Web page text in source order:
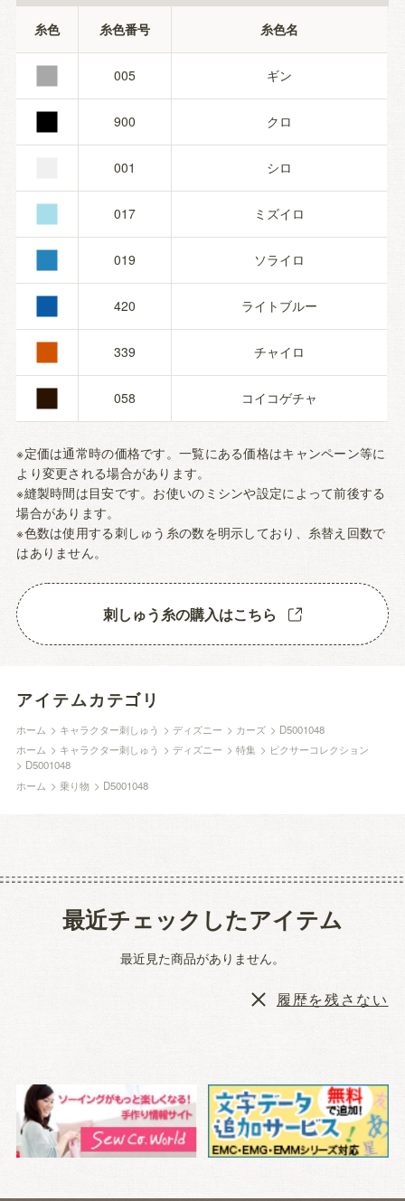
糸色 糸色番号 糸色名
■ 005 ギン
■ 900 クロ
■ 001 シロ
■ 017 ミズイロ
■ 019 ソライロ
■ 420 ライトブルー
■ 339 チャイロ
■ 058 コイコゲチャ
※定価は通常時の価格です。一覧にある価格はキャンペーン等に
より変更される場合があります。
※縫製時間は目安です。お使いのミシンや設定によって前後する
場合があります。
※色数は使用する刺しゅう糸の数を明示しており、糸替え回数で
はありません。
刺しゅう糸の購入はこちら
アイテムカテゴリ
ホーム > キャラクター刺しゅう >ディズニー > カーズ > D5001048
ホーム > キャラクター刺しゅう >ディズニー >特集 > ピクサーコレクション
> D5001048
ホーム >乗り物 > D5001048
最近チェックしたアイテム
最近見た商品がありません。
履歴を残さない